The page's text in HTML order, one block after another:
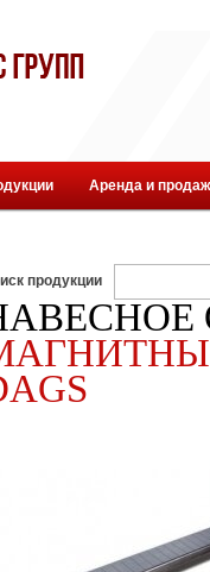
Аренда и
продукции